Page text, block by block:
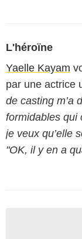
L'héroïne
Yaelle Kayam
par une actrice
de casting m’a
formidables qui
je veux qu’elle
"OK, il y en a